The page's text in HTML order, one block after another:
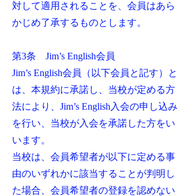
対して適用されることを、会員はあら
かじめ了承するものとします。
第3条 Jim’s English会員
Jim’s English会員（以下会員と記す）と
は、本規約に承諾し、当校が定める方
法により、Jim’s English入会の申し込み
を行い、当校が入会を承諾した方をい
います。
当校は、会員希望者が以下に定める事
由のいずれかに該当することが判明し
た場合、会員希望者の登録を認めない